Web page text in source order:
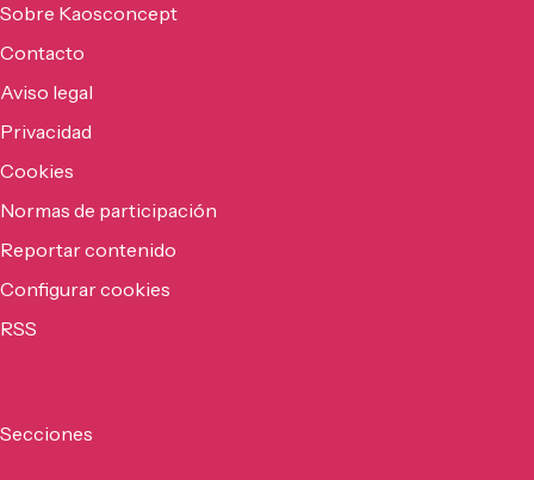
Sobre Kaosconcept
Contacto
Aviso legal
Privacidad
Cookies
Normas de participación
Reportar contenido
Configurar cookies
RSS
Secciones